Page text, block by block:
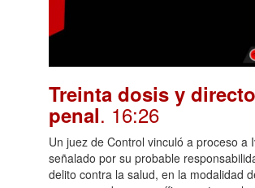
Treinta dosis y
penal. 16:26
Un juez de Control vinculó a proceso a
señalado por su probable
delito contra la salud, en la modalidad